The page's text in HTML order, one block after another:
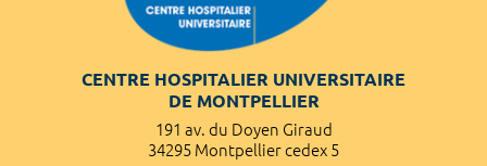
CENTRE HOSPITALIER UNIVERSITAIRE
DE MONTPELLIER
191 av. du Doyen Giraud
34295 Montpellier cedex 5